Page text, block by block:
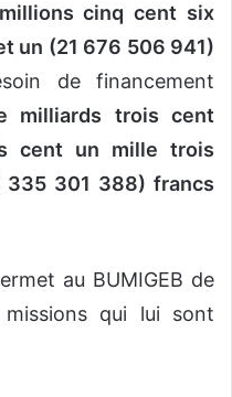
cinq cent six
un (21 676 506 941)
de financement
milliards trois cent
cent un mille trois
301 388) francs
au BUMIGEB de
qui lui sont